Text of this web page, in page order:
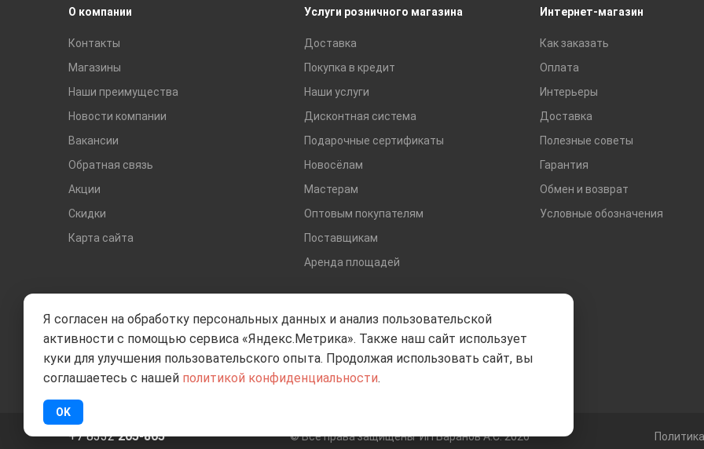
Сухие смеси
О компании
Контакты
Магазины
Наши преимущества
Новости компании
Вакансии
Обратная связь
Акции
Скидки
Карта сайта
Услуги розничного магазина
Доставка
Покупка в кредит
Наши услуги
Дисконтная система
Подарочные сертификаты
Новосёлам
Мастерам
Оптовым покупателям
Поставщикам
Аренда площадей
Интернет-магазин
Как заказать
Оплата
Интерьеры
Доставка
Полезные советы
Гарантия
Обмен и возврат
Условные обозначения
+7 8332205-805 © Все права защищеныИП Баранов А.С. 2026
Я согласен на обработку персональных данных и анализ пользовательской
активности с помощью сервиса «Яндекс.Метрика». Также наш сайт использует
куки для улучшения пользовательского опыта. Продолжая использовать сайт, вы
соглашаетесь с нашей политикой конфиденциальности.
OK